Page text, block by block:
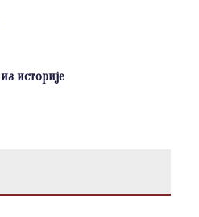
историје